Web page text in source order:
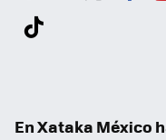
En Xataka México